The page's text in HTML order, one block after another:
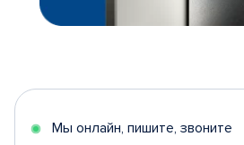
Мы онлайн, пишите, звоните